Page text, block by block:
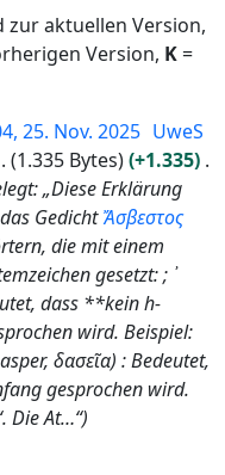
zur aktuellen Version,
Version, K=
25. Nov. 2025 UweS
1.335 Bytes
+1.335
„Diese Erklärung
GedichtἌσβεστος
die mit einem
gesetzt: ; ᾿
dass **kein h-
wird. Beispiel:
δασεῖα) : Bedeutet,
gesprochen wird.
Die At…“